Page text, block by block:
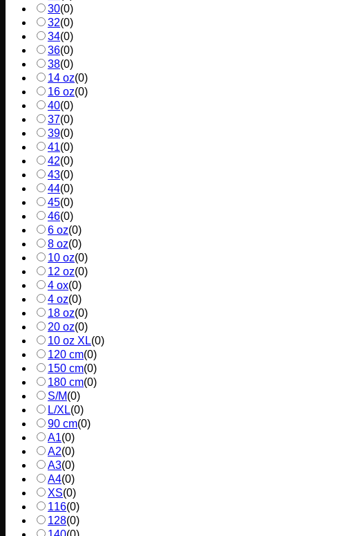
30(0)
32(0)
34(0)
36(0)
38(0)
14 oz(0)
16 oz(0)
40(0)
37(0)
39(0)
41(0)
42(0)
43(0)
44(0)
45(0)
46(0)
6 oz(0)
8 oz(0)
10 oz(0)
12 oz(0)
4 ox(0)
4 oz(0)
18 oz(0)
20 oz(0)
10 oz XL(0)
120 cm(0)
150 cm(0)
180 cm(0)
S/M(0)
L/XL(0)
90 cm(0)
A1(0)
A2(0)
A3(0)
A4(0)
XS(0)
116(0)
128(0)